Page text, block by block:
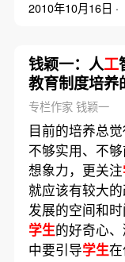
2010年10月16日 ·
钱颖一：人工
教育制度培养
荡然无存｜观
专栏作家 钱颖一
目前的培养总
不够实用、不
想象力，更关注
就应该有较大
发展的空间和
学生的好奇心
中要引导学生